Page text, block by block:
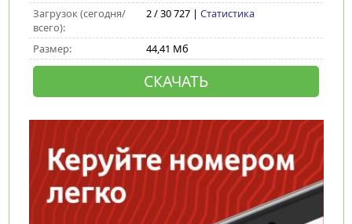
Загрузок (сегодня/
всего):
2 / 30 727 | Статистика
Размер: 44,41 Мб
СКАЧАТЬ